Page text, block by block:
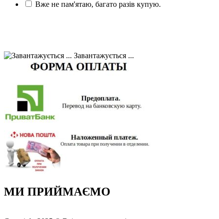
Вже не пам'ятаю, багато разів купую.
Завантажується ...
МИ ПРИЙМАЄМО